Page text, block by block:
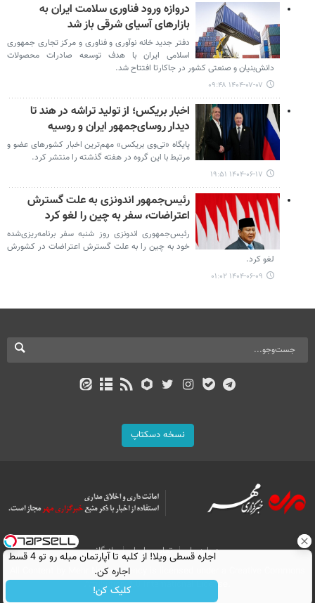
دروازه ورود فناوری سلامت ایران به
بازارهای آسیای شرقی باز شد
دفتر جدید خانه نوآوری و فناوری و مرکز تجاری جمهوری
اسلامی ایران با هدف توسعه صادرات محصولات
دانش‌بنیان و صنعتی کشور در جاکارتا افتتاح شد.
۱۴۰۴-۰۷-۰۷ ۰۹:۴۸
اخبار بریکس؛ از تولید تراشه در هند تا
دیدار روسای‌جمهور ایران و روسیه
پایگاه «تی‌وی بریکس» مهم‌ترین اخبار کشورهای عضو و
مرتبط با این گروه در هفته گذشته را منتشر کرد.
۱۴۰۴-۰۶-۱۷ ۱۹:۵۱
رئیس‌جمهور اندونزی به علت گسترش
اعتراضات، سفر به چین را لغو کرد
رئیس‌جمهوری اندونزی روز شنبه سفر برنامه‌ریزی‌شده
خود به چین را به علت گسترش اعتراضات در کشورش
لغو کرد.
۱۴۰۴-۰۶-۰۹ ۰۱:۰۲
نسخه دسکتاپ
درباره ما تماس با ما
بازرگانی
All Content by Mehr News Agency is licensed under a Creative Commons
Attribution 4.0 International License.
اجاره‌ قسطی ویلا! از کلبه تا آپارتمان مبله رو تو 4 قسط
اجاره کن.
کلیک کن!